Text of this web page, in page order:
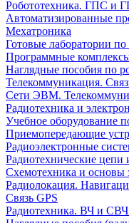
Робототехника. ГПС и
Автоматизированные
Мехатроника
Готовые лаборатории по
Программные
Наглядные пособия по
Телекоммуникация.
Сети ЭВМ.
Радиотехника и
Учебное оборудование
Приемопередающие
Радиоэлектронные
Радиотехнические цепи
Схемотехника и основы
Радиолокация.
Связь GPS
Радиотехника. ВЧ и СВЧ